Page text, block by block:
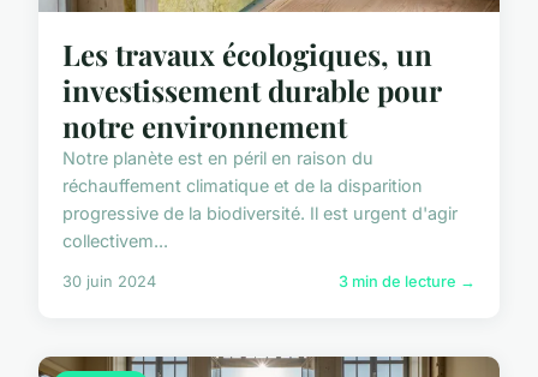
Les travaux écologiques, un
investissement durable pour
notre environnement
Notre planète est en péril en raison du
réchauffement climatique et de la disparition
progressive de la biodiversité. Il est urgent d'agir
collectivem...
30 juin 2024 3 min de lecture →